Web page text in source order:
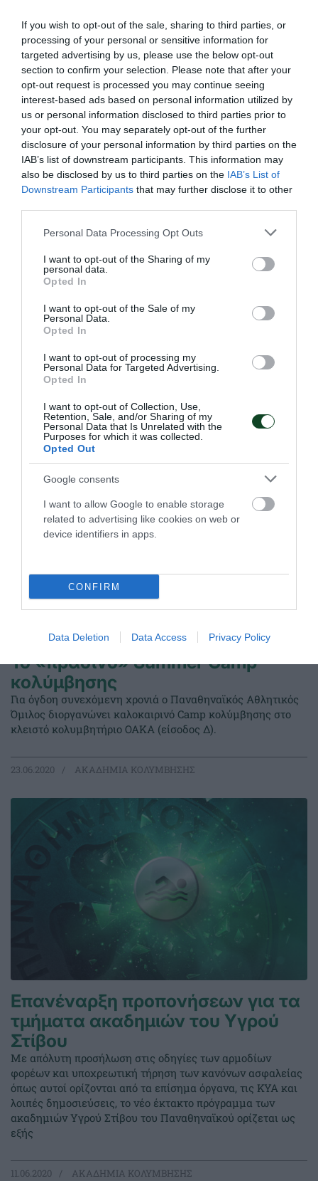
If you wish to opt-out of the sale, sharing to third parties, or
processing of your personal or sensitive information for
targeted advertising by us, please use the below opt-out
section to confirm your selection. Please note that after your
opt-out request is processed you may continue seeing
interest-based ads based on personal information utilized by
us or personal information disclosed to third parties prior to
your opt-out. You may separately opt-out of the further
disclosure of your personal information by third parties on the
IAB’s list of downstream participants. This information may
also be disclosed by us to third parties on the IAB’s List of
Downstream Participants that may further disclose it to other
Please note that this website/app uses one or more Google
not limited to your visit or usage behaviour. You may click to
grant or deny consent to Google and its third-party tags to
use your data for below specified purposes in below Google
consent section.
Personal Data Processing Opt Outs
I want to opt-out of the Sharing of my
personal data.
Opted In
I want to opt-out of the Sale of my
Personal Data.
Opted In
I want to opt-out of processing my
Personal Data for Targeted Advertising.
Opted In
I want to opt-out of Collection, Use,
Retention, Sale, and/or Sharing of my
Personal Data that Is Unrelated with the
Purposes for which it was collected.
Opted Out
Google consents
I want to allow Google to enable storage
related to advertising like cookies on web or
device identifiers in apps.
CONFIRM
Data Deletion Data Access Privacy Policy
Αθλητικού Ομίλου για τις δύο τελευταίες εβδομάδες του
Camp κολύμβησης.
17.07.2020 ΑΚΑΔΗΜΙΑ ΚΟΛΥΜΒΗΣΗΣ
Ξεκίνησε η τρίτη εβδομάδα στο
Camp
Όμιλος διοργανώνει καλοκαιρινό Camp κολύμβησης στο
κλειστό κολυμβητήριο ΟΑΚΑ (είσοδος Δ) και το Camp θα
13.07.2020 ΑΚΑΔΗΜΙΑ ΚΟΛΥΜΒΗΣΗΣ
Το «πράσινο» Summer Camp
κολύμβησης
Για όγδοη συνεχόμενη χρονιά ο Παναθηναϊκός Αθλητικός
Όμιλος διοργανώνει καλοκαιρινό Camp κολύμβησης στο
κλειστό κολυμβητήριο ΟΑΚΑ (είσοδος Δ).
23.06.2020 ΑΚΑΔΗΜΙΑ ΚΟΛΥΜΒΗΣΗΣ
Επανέναρξη προπονήσεων για τα
τμήματα ακαδημιών του Υγρού
Στίβου
Με απόλυτη προσήλωση στις οδηγίες των αρμοδίων
φορέων και υποχρεωτική τήρηση των κανόνων ασφαλείας
όπως αυτοί ορίζονται από τα επίσημα όργανα, τις ΚΥΑ και
λοιπές δημοσιεύσεις, το νέο έκτακτο πρόγραμμα των
ακαδημιών Υγρού Στίβου του Παναθηναϊκού ορίζεται ως
εξής
11.06.2020 ΑΚΑΔΗΜΙΑ ΚΟΛΥΜΒΗΣΗΣ